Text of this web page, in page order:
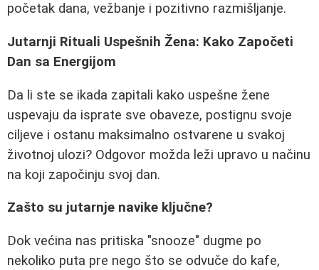
početak dana, vežbanje i pozitivno razmišljanje.
Jutarnji Rituali Uspešnih Žena: Kako Započeti
Dan sa Energijom
Da li ste se ikada zapitali kako uspešne žene
uspevaju da isprate sve obaveze, postignu svoje
ciljeve i ostanu maksimalno ostvarene u svakoj
životnoj ulozi? Odgovor možda leži upravo u načinu
na koji započinju svoj dan.
Zašto su jutarnje navike ključne?
Dok većina nas pritiska "snooze" dugme po
nekoliko puta pre nego što se odvuče do kafe,